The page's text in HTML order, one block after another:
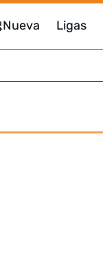
Nueva Ligas